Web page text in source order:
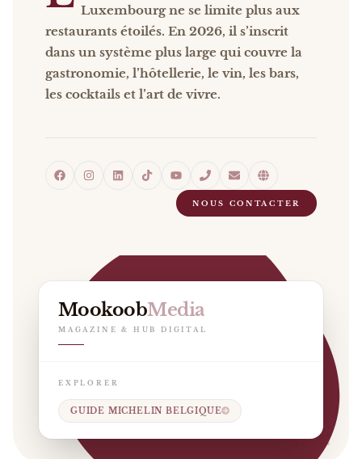
Luxembourg ne se limite plus aux
restaurants étoilés. En 2026, il s’inscrit
dans un système plus large qui couvre la
gastronomie, l’hôtellerie, le vin, les bars,
les cocktails et l’art de vivre.
NOUS CONTACTER
MookoobMedia
MAGAZINE & HUB DIGITAL
EXPLORER
GUIDE MICHELIN BELGIQUE